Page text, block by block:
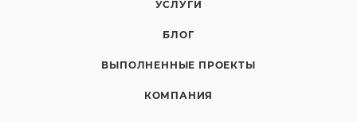
УСЛУГИ
БЛОГ
ВЫПОЛНЕННЫЕ ПРОЕКТЫ
КОМПАНИЯ